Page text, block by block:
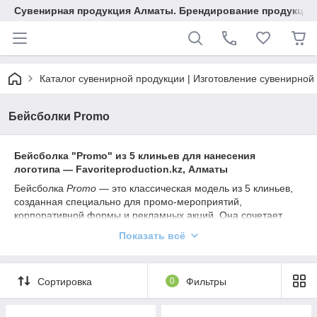
Сувенирная продукция Алматы. Брендирование
Каталог сувенирной продукции | Изготовление
Бейсболки Promo
Бейсболка "Promo" из 5 клиньев для нанесения
логотипа — Favoriteproduction.kz, Алматы
Бейсболка Promo — это классическая модель из 5 клиньев,
созданная специально для промо-мероприятий,
корпоративной формы и рекламных акций. Она сочетает
предоставляет большую площадь для нанесения логотипа
Характеристики модели:
Показать всё
Сортировка 0 Фильтры